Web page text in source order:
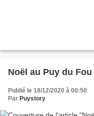
Noël au Puy du Fou
Publié le 18/12/2020 à 00:50
Par Puystory